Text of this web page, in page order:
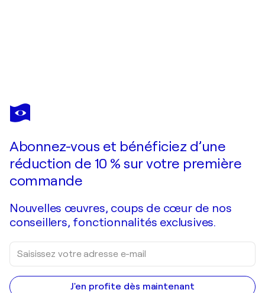
LUIGI D'AMATO
Baseball cap
Abonnez-vous et bénéficiez d’une
réduction de 10 % sur votre première
commande
Nouvelles œuvres, coups de cœur de nos
conseillers, fonctionnalités exclusives.
J'en profite dès maintenant